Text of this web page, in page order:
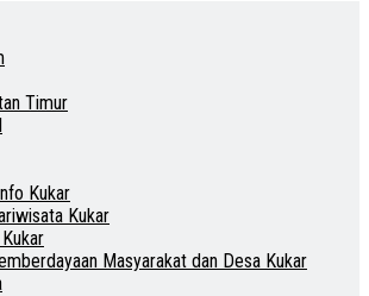
Timur
Kukar
Kukar
Masyarakat dan Desa Kukar